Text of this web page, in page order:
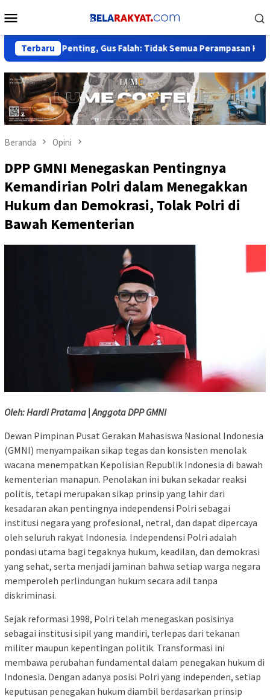
ke
Mobile
Terbaru
Penting, Gus Falah: Tidak Semua Perampasan Harus
Beranda Opini
DPP GMNI Menegaskan Pentingnya
Kemandirian Polri dalam Menegakkan
Hukum dan Demokrasi, Tolak Polri di
Bawah Kementerian
Oleh: Hardi Pratama | Anggota DPP GMNI
Dewan Pimpinan Pusat Gerakan Mahasiswa Nasional Indonesia
(GMNI) menyampaikan sikap tegas dan konsisten menolak
wacana menempatkan Kepolisian Republik Indonesia di bawah
kementerian manapun. Penolakan ini bukan sekadar reaksi
politis, tetapi merupakan sikap prinsip yang lahir dari
kesadaran akan pentingnya independensi Polri sebagai
institusi negara yang profesional, netral, dan dapat dipercaya
oleh seluruh rakyat Indonesia. Independensi Polri adalah
pondasi utama bagi tegaknya hukum, keadilan, dan demokrasi
yang sehat, serta menjadi jaminan bahwa setiap warga negara
memperoleh perlindungan hukum secara adil tanpa
diskriminasi.
Sejak reformasi 1998, Polri telah menegaskan posisinya
sebagai institusi sipil yang mandiri, terlepas dari tekanan
militer maupun kepentingan politik. Transformasi ini
membawa perubahan fundamental dalam penegakan hukum di
Indonesia. Dengan adanya posisi Polri yang independen, setiap
keputusan penegakan hukum diambil berdasarkan prinsip